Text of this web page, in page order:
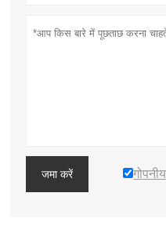
जमा करें